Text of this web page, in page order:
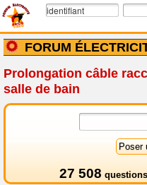
FORUM
Prolongation câble
salle de bain
27 508